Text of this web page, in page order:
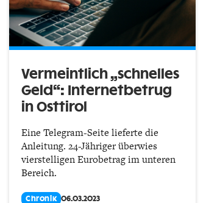
Vermeintlich „schnelles
Geld“: Internetbetrug
in Osttirol
Eine Telegram-Seite lieferte die
Anleitung. 24-Jähriger überwies
vierstelligen Eurobetrag im unteren
Bereich.
Chronik 06.03.2023